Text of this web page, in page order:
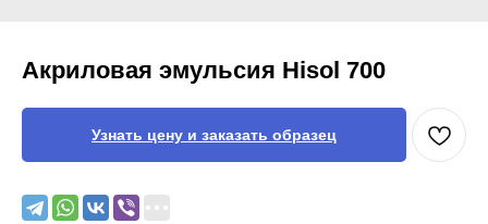
Акриловая эмульсия Hisol 700
Узнать цену и заказать образец